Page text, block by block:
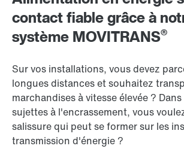
contact fiable grâce à
système MOVITRANS®
Sur vos installations, vous devez
longues distances et souhaitez
marchandises à vitesse élevée ?
sujettes à l'encrassement, vous
salissure qui peut se former sur les
transmission d'énergie ?